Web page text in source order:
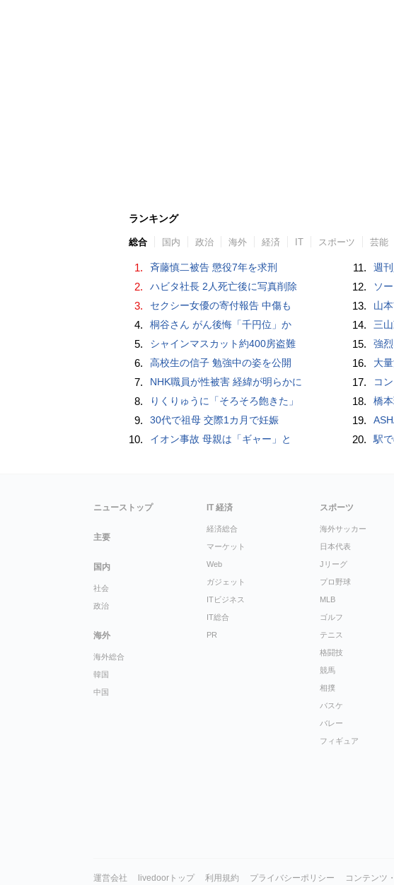
ランキング
総合 国内 政治 海外 経済 IT スポーツ 芸能
1. 斉藤慎二被告 懲役7年を求刑
2. ハビタ社長 2人死亡後に写真削除
3. セクシー女優の寄付報告 中傷も
4. 桐谷さん がん後悔「千円位」か
5. シャインマスカット約400房盗難
6. 高校生の信子 勉強中の姿を公開
7. NHK職員が性被害 経緯が明らかに
8. りくりゅうに「そろそろ飽きた」
9. 30代で祖母 交際1カ月で妊娠
10. イオン事故 母親は「ギャー」と
11. 週
12. ソ
13. 山
14. 三
15. 強
16. 大
17. コ
18. 橋
19.
20. 駅
ニューストップ
主要
国内
社会
政治
海外
海外総合
韓国
中国
IT 経済
経済総合
マーケット
Web
ガジェット
ITビジネス
IT総合
PR
スポーツ
海外サッカー
日本代表
Jリーグ
プロ野球
MLB
ゴルフ
テニス
格闘技
競馬
相撲
バスケ
バレー
フィギュア
運営会社 livedoorトップ 利用規約 プライバシーポリシー コンテンツ